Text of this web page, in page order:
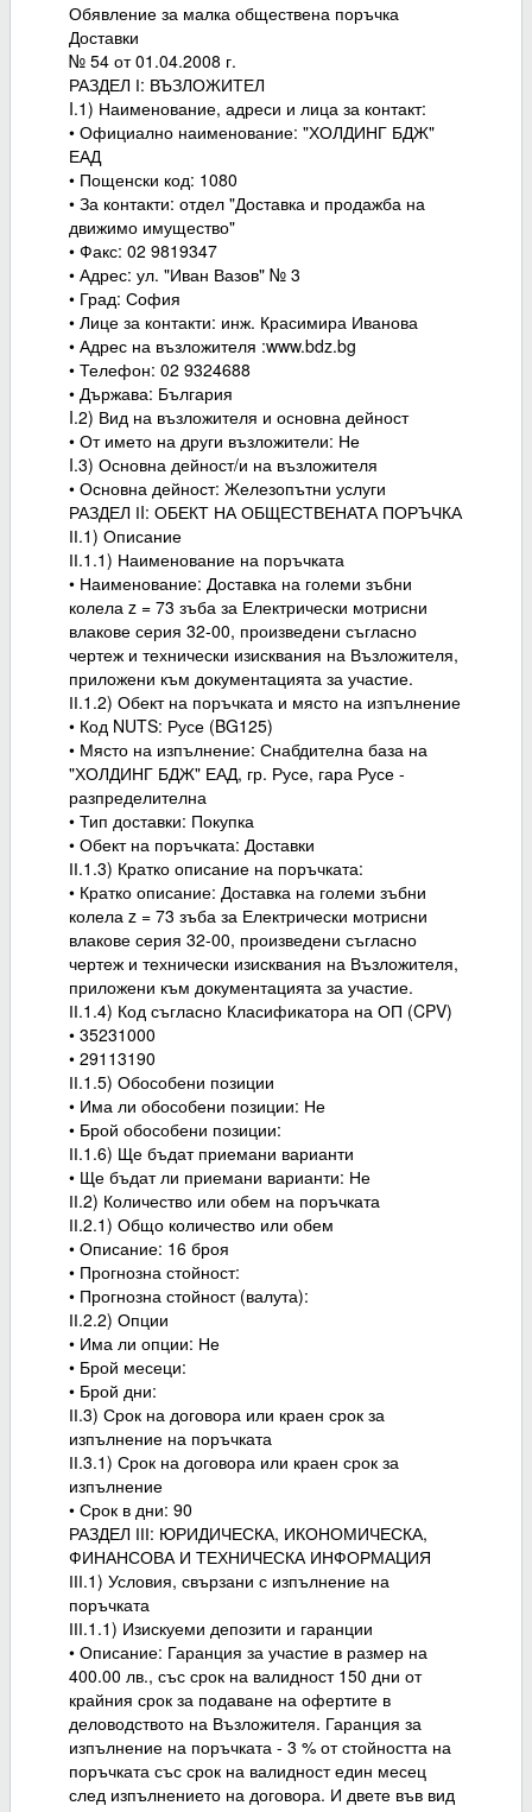
Обявление за малка обществена поръчка
Доставки
№ 54 от 01.04.2008 г.
РАЗДЕЛ І: ВЪЗЛОЖИТЕЛ
I.1) Наименование, адреси и лица за контакт:
• Официално наименование: "ХОЛДИНГ БДЖ"
ЕАД
• Пощенски код: 1080
• За контакти: отдел "Доставка и продажба на
движимо имущество"
• Факс: 02 9819347
• Адрес: ул. "Иван Вазов" № 3
• Град: София
• Лице за контакти: инж. Красимира Иванова
• Адрес на възложителя :www.bdz.bg
• Телефон: 02 9324688
• Държава: България
I.2) Вид на възложителя и основна дейност
• От името на други възложители: Не
I.3) Основна дейност/и на възложителя
• Основна дейност: Железопътни услуги
РАЗДЕЛ ІI: ОБЕКТ НА ОБЩЕСТВЕНАТА ПОРЪЧКА
ІІ.1) Описание
ІІ.1.1) Наименование на поръчката
• Наименование: Доставка на големи зъбни
колела z = 73 зъба за Електрически мотрисни
влакове серия 32-00, произведени съгласно
чертеж и технически изисквания на Възложителя,
приложени към документацията за участие.
ІІ.1.2) Обект на поръчката и място на изпълнение
• Код NUTS: Русе (BG125)
• Място на изпълнение: Снабдителна база на
"ХОЛДИНГ БДЖ" ЕАД, гр. Русе, гара Русе -
разпределителна
• Тип доставки: Покупка
• Обект на поръчката: Доставки
ІІ.1.3) Кратко описание на поръчката:
• Кратко описание: Доставка на големи зъбни
колела z = 73 зъба за Електрически мотрисни
влакове серия 32-00, произведени съгласно
чертеж и технически изисквания на Възложителя,
приложени към документацията за участие.
ІІ.1.4) Код съгласно Класификатора на ОП (CPV)
• 35231000
• 29113190
ІІ.1.5) Обособени позиции
• Има ли обособени позиции: Не
• Брой обособени позиции:
ІІ.1.6) Ще бъдат приемани варианти
• Ще бъдат ли приемани варианти: Не
ІІ.2) Количество или обем на поръчката
ІІ.2.1) Общо количество или обем
• Описание: 16 броя
• Прогнозна стойност:
• Прогнозна стойност (валута):
ІІ.2.2) Опции
• Има ли опции: Не
• Брой месеци:
• Брой дни:
ІІ.3) Срок на договора или краен срок за
изпълнение на поръчката
ІІ.3.1) Срок на договора или краен срок за
изпълнение
• Срок в дни: 90
РАЗДЕЛ ІІІ: ЮРИДИЧЕСКА, ИКОНОМИЧЕСКА,
ФИНАНСОВА И ТЕХНИЧЕСКА ИНФОРМАЦИЯ
ІІІ.1) Условия, свързани с изпълнение на
поръчката
ІІІ.1.1) Изискуеми депозити и гаранции
• Описание: Гаранция за участие в размер на
400.00 лв., със срок на валидност 150 дни от
крайния срок за подаване на офертите в
деловодството на Възложителя. Гаранция за
изпълнение на поръчката - 3 % от стойността на
поръчката със срок на валидност един месец
след изпълнението на договора. И двете във вид